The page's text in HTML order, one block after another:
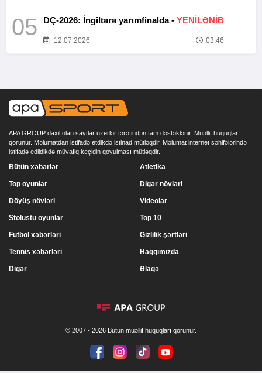
05 DÇ-2026: İngiltərə yarımfinalda - YENİLƏNİB
12.07.2026 03:46
APA GROUP daxil olan saytlar uzerlər tərəfindən tam dəstəklənir. Müəllif hüquqları
qorunur. Məlumatdan istifadə etdikdə istinad mütləqdir. Məlumat internet səhifələrində
istifadə edildikdə müvafiq keçidin qoyulması mütləqdir.
Bütün xəbərlər
Top oyunlar
Döyüş növləri
Stolüstü oyunlar
Atletika
Digər növləri
Videolar
Top 10
Futbol xəbərləri
Tennis xəbərləri
Digər
Gizlilik şərtləri
Haqqımızda
Əlaqə
© 2007 - 2026 Bütün müəllif hüquqları qorunur.